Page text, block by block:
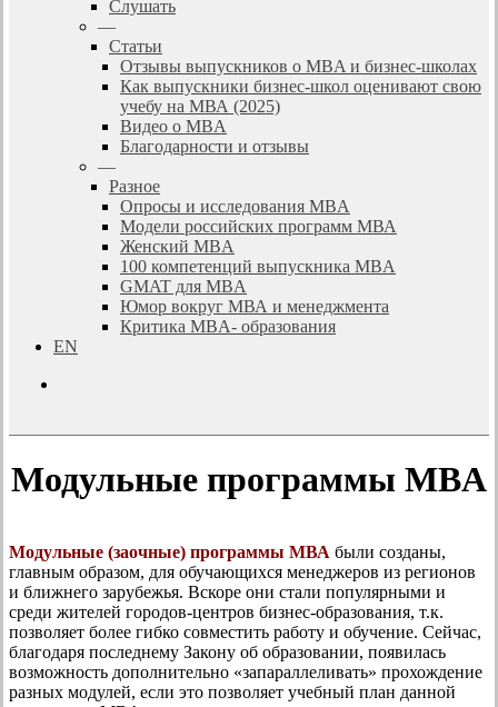
Слушать
—
Статьи
Отзывы выпускников о MBA и бизнес-школах
Как выпускники бизнес-школ оценивают свою
учебу на МВА (2025)
Видео о MBA
Благодарности и отзывы
—
Разное
Опросы и исследования MBA
Модели российских программ МВА
Женский MBA
100 компетенций выпускника MBA
GMAT для MBA
Юмор вокруг МВА и менеджмента
Критика MBA- образования
EN
Модульные программы MBA
Модульные (заочные) программы МВА были созданы,
главным образом, для обучающихся менеджеров из регионов
и ближнего зарубежья. Вскоре они стали популярными и
среди жителей городов-центров бизнес-образования, т.к.
позволяет более гибко совместить работу и обучение. Сейчас,
благодаря последнему Закону об образовании, появилась
возможность дополнительно «запараллеливать» прохождение
разных модулей, если это позволяет учебный план данной